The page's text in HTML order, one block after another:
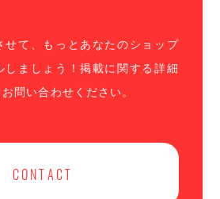
せて、もっとあなたのショップ
しましょう！掲載に関する詳細
問い合わせください。
CONTACT